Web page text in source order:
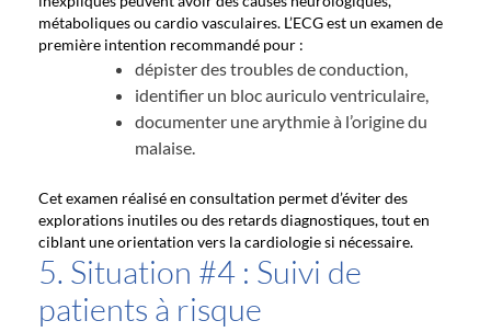
métaboliques ou cardio vasculaires. L’ECG est un examen de
première intention recommandé pour :
dépister des troubles de conduction,
identifier un bloc auriculo ventriculaire,
documenter une arythmie à l’origine du
malaise.
Cet examen réalisé en consultation permet d’éviter des
explorations inutiles ou des retards diagnostiques, tout en
ciblant une orientation vers la cardiologie si nécessaire.
5. Situation #4 : Suivi de
patients à risque